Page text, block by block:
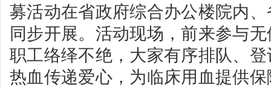
募活动在省政府综合办公楼院内
同步开展。活动现场，前来参与
职工络绎不绝，大家有序排队、
热血传递爱心，为临床用血提供